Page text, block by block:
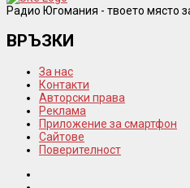
Радио Югомания - твоето място
ВРЪЗКИ
За нас
Контакти
Авторски права
Реклама
Приложение за смартфон
Сайтове
Поверителност